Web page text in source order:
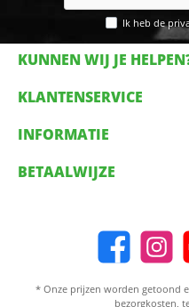
Ik heb de
KUNNEN WIJ JE
KLANTENSERVICE
INFORMATIE
BETAALWIJZE
* Onze prijzen worden getoond
bezorgkosten,